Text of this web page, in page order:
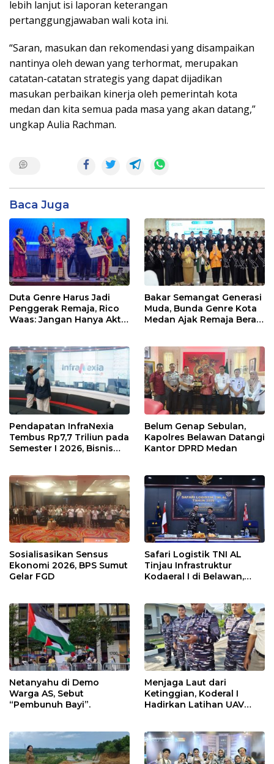
lebih lanjut isi laporan keterangan
pertanggungjawaban wali kota ini.
“Saran, masukan dan rekomendasi yang disampaikan
nantinya oleh dewan yang terhormat, merupakan
catatan-catatan strategis yang dapat dijadikan
masukan perbaikan kinerja oleh pemerintah kota
medan dan kita semua pada masa yang akan datang,”
ungkap Aulia Rachman.
Baca Juga
Duta Genre Harus Jadi
Penggerak Remaja, Rico
Waas: Jangan Hanya Aktif
Bakar Semangat Generasi
Muda, Bunda Genre Kota
Medan Ajak Remaja Berani
Pendapatan InfraNexia
Tembus Rp7,7 Triliun pada
Semester I 2026, Bisnis
Belum Genap Sebulan,
Kapolres Belawan Datangi
Kantor DPRD Medan
Sosialisasikan Sensus
Ekonomi 2026, BPS Sumut
Gelar FGD
Safari Logistik TNI AL
Tinjau Infrastruktur
Kodaeral I di Belawan,
Netanyahu di Demo
Warga AS, Sebut
“Pembunuh Bayi”.
Menjaga Laut dari
Ketinggian, Koderal I
Hadirkan Latihan UAV